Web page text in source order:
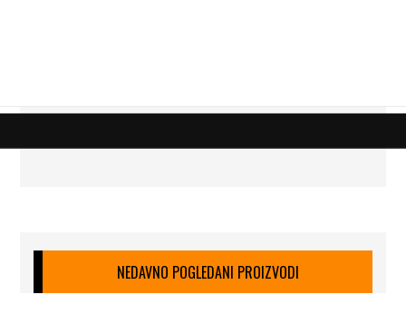
NEDAVNO POGLEDANI PROIZVODI